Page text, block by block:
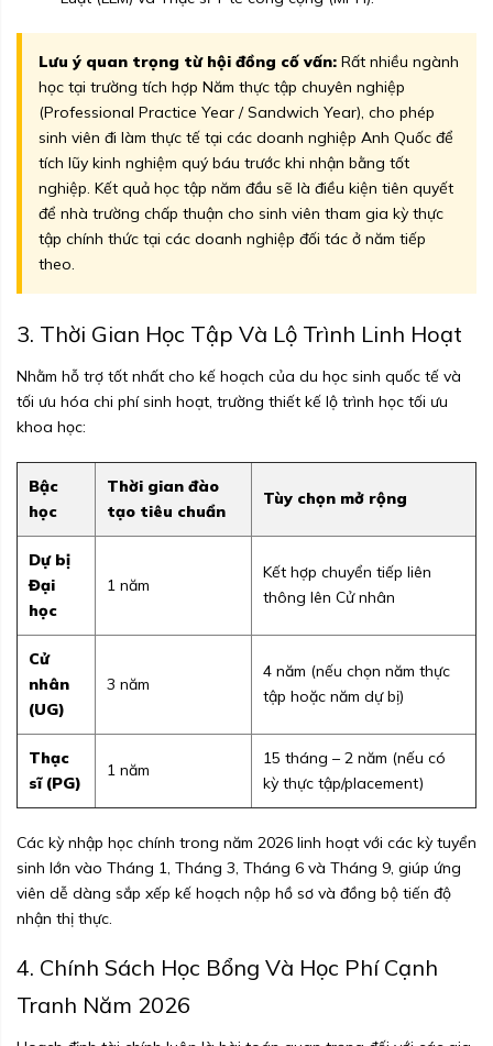
Lưu ý quan trọng từ hội đồng cố vấn: Rất nhiều ngành
học tại trường tích hợp Năm thực tập chuyên nghiệp
(Professional Practice Year / Sandwich Year), cho phép
sinh viên đi làm thực tế tại các doanh nghiệp Anh Quốc để
tích lũy kinh nghiệm quý báu trước khi nhận bằng tốt
nghiệp. Kết quả học tập năm đầu sẽ là điều kiện tiên quyết
để nhà trường chấp thuận cho sinh viên tham gia kỳ thực
tập chính thức tại các doanh nghiệp đối tác ở năm tiếp
theo.
3. Thời Gian Học Tập Và Lộ Trình Linh Hoạt
Nhằm hỗ trợ tốt nhất cho kế hoạch của du học sinh quốc tế và
tối ưu hóa chi phí sinh hoạt, trường thiết kế lộ trình học tối ưu
khoa học:
Bậc
học
Thời gian đào
tạo tiêu chuẩn
Tùy chọn mở rộng
Dự bị
Đại
học
1 năm
Kết hợp chuyển tiếp liên
thông lên Cử nhân
Cử
nhân
(UG)
3 năm
4 năm (nếu chọn năm thực
tập hoặc năm dự bị)
Thạc
sĩ (PG)
1 năm
15 tháng – 2 năm (nếu có
kỳ thực tập/placement)
Các kỳ nhập học chính trong năm 2026 linh hoạt với các kỳ tuyển
sinh lớn vào Tháng 1, Tháng 3, Tháng 6 và Tháng 9, giúp ứng
viên dễ dàng sắp xếp kế hoạch nộp hồ sơ và đồng bộ tiến độ
nhận thị thực.
4. Chính Sách Học Bổng Và Học Phí Cạnh
Tranh Năm 2026